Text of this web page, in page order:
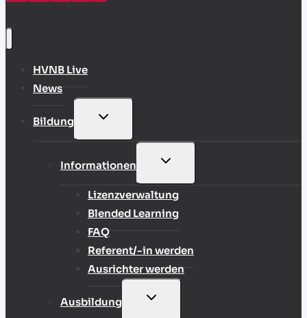
HVNB Live
News
Bildung
UNTERMENÜ
Informationen
UNTERMENÜ
Lizenzverwaltung
Blended Learning
FAQ
Referent/-in werden
Ausrichter werden
Ausbildung
UNTERMENÜ